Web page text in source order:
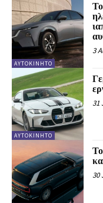
ΑΥΤΟΚΙΝΗΤΟ
3
ΑΥΤΟΚΙΝΗΤΟ
31
30